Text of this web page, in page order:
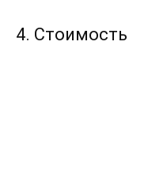
4. Стоимость